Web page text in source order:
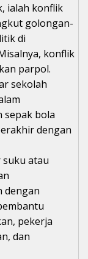
ialah konflik
golongan-
di
konflik
parpol.
sekolah
sepak bola
dengan
atau
dengan
pekerja
dan